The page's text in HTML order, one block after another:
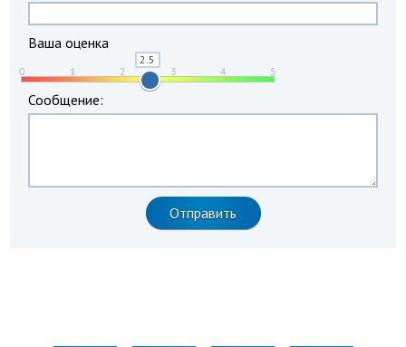
Ваша оценка
Сообщение: